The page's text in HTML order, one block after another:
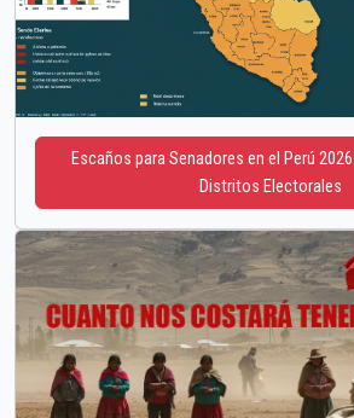
Escaños para Senadores en el Perú
Distritos Electorales